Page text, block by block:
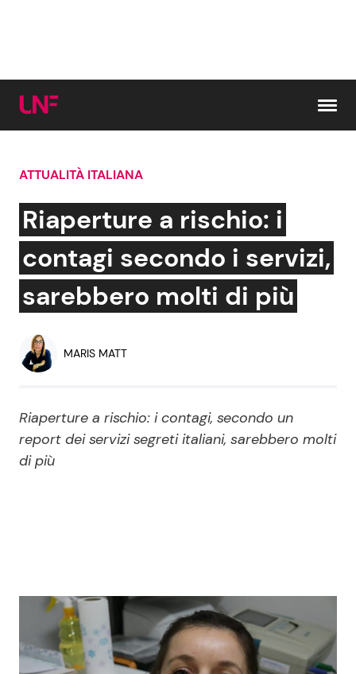
Cerca:
News e Cronaca
Attualità Italiana
Economia
Persone Scomparse
Politica
Gossip e TV
Bellezze VIP
Programmi TV
News Cinema
News Musica
News dal mondo
ATTUALITÀ ITALIANA
Riaperture a rischio: i
contagi secondo i servizi,
sarebbero molti di più
MARIS MATT
Riaperture a rischio: i contagi, secondo un
report dei servizi segreti italiani, sarebbero molti
di più